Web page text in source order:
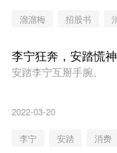
溜溜梅 招股书
李宁狂奔，安踏慌神
安踏李宁互掰手腕。
2022-03-20
李宁 安踏 消费